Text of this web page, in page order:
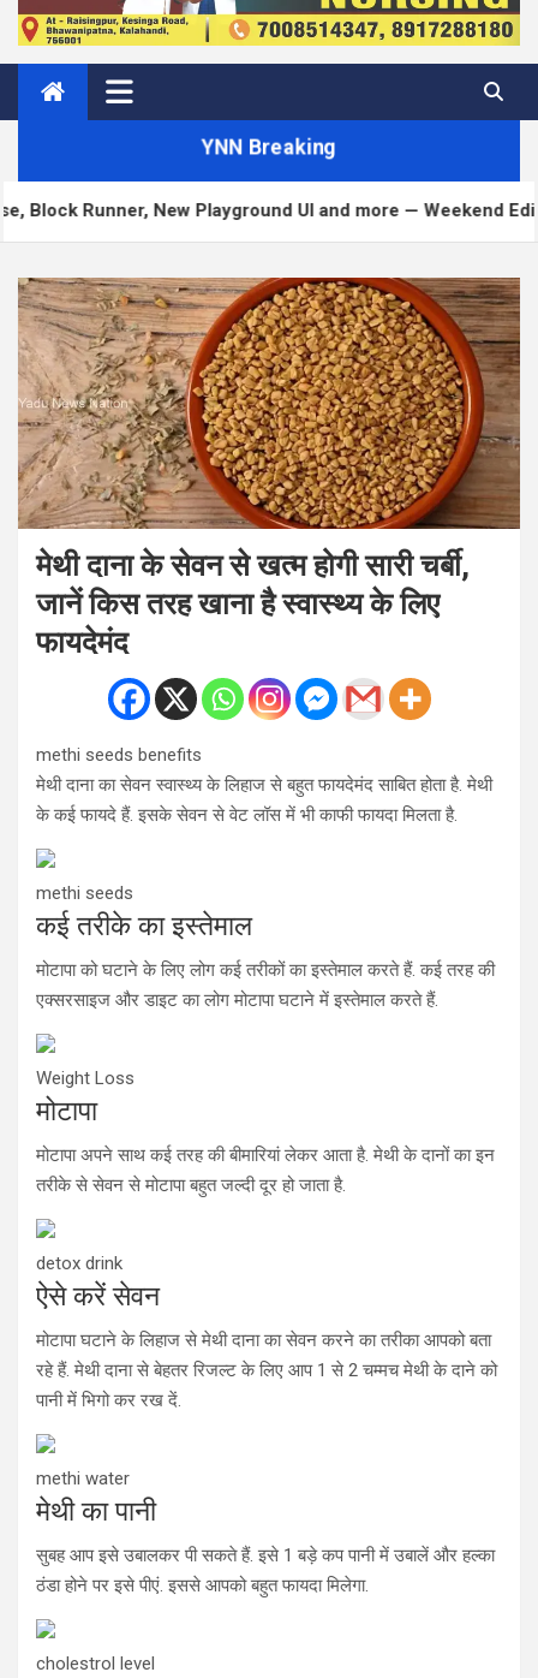
YNN Breaking
Playground UI and more — Weekend Edition 372
मेथी दाना के सेवन से खत्म होगी सारी चर्बी,
जानें किस तरह खाना है स्वास्थ्य के लिए
फायदेमंद
methi seeds benefits
मेथी दाना का सेवन स्वास्थ्य के लिहाज से बहुत फायदेमंद साबित होता है. मेथी
के कई फायदे हैं. इसके सेवन से वेट लॉस में भी काफी फायदा मिलता है.
methi seeds
कई तरीके का इस्तेमाल
मोटापा को घटाने के लिए लोग कई तरीकों का इस्तेमाल करते हैं. कई तरह की
एक्सरसाइज और डाइट का लोग मोटापा घटाने में इस्तेमाल करते हैं.
Weight Loss
मोटापा
मोटापा अपने साथ कई तरह की बीमारियां लेकर आता है. मेथी के दानों का इन
तरीके से सेवन से मोटापा बहुत जल्दी दूर हो जाता है.
detox drink
ऐसे करें सेवन
मोटापा घटाने के लिहाज से मेथी दाना का सेवन करने का तरीका आपको बता
रहे हैं. मेथी दाना से बेहतर रिजल्ट के लिए आप 1 से 2 चम्मच मेथी के दाने को
पानी में भिगो कर रख दें.
methi water
मेथी का पानी
सुबह आप इसे उबालकर पी सकते हैं. इसे 1 बड़े कप पानी में उबालें और हल्का
ठंडा होने पर इसे पीएं. इससे आपको बहुत फायदा मिलेगा.
cholestrol level